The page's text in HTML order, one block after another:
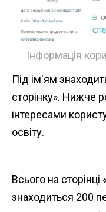
Інформація
Під ім'ям
сторінку». Нижче
інтересами
освіту.
Всього на сторінці
знаходиться 200